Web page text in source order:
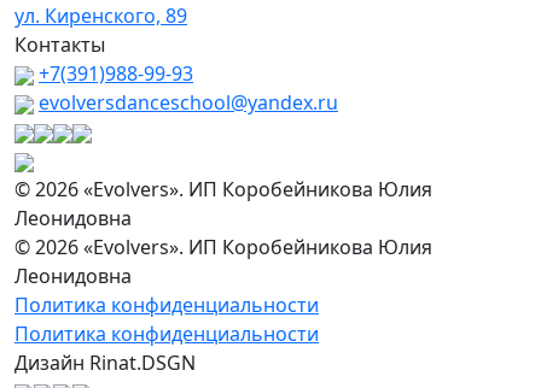
ул. Киренского, 89
Контакты
+7(391)988-99-93
evolversdanceschool@yandex.ru
© 2026 «Evolvers». ИП Коробейникова Юлия
Леонидовна
© 2026 «Evolvers». ИП Коробейникова Юлия
Леонидовна
Политика конфиденциальности
Политика конфиденциальности
Дизайн Rinat.DSGN